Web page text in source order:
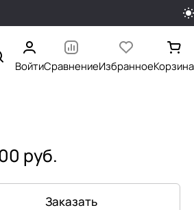
ВойтиСравнениеИзбранноеКорзина
руб.
Заказать